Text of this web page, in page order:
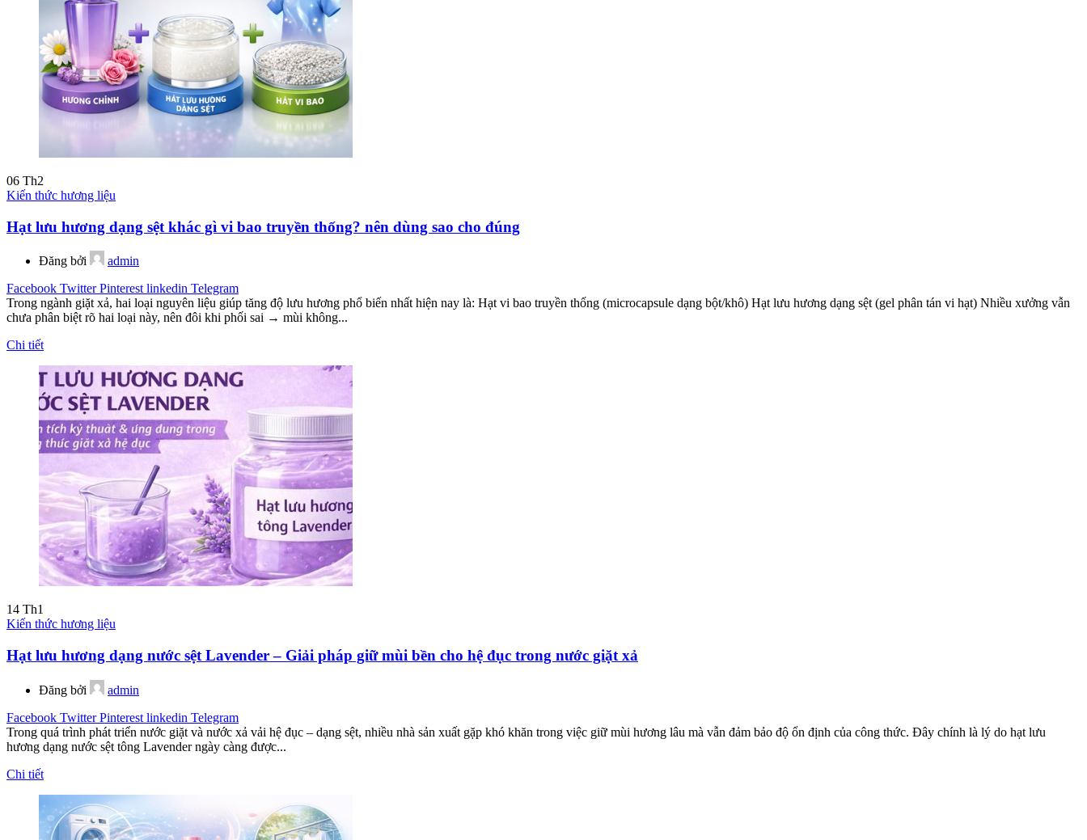
06 Th2
Kiến thức hương liệu
Hạt lưu hương dạng sệt khác gì vi bao truyền thống? nên dùng sao cho đúng
Đăng bởi
admin
Facebook Twitter Pinterest linkedin Telegram
Trong ngành giặt xả, hai loại nguyên liệu giúp tăng độ lưu hương phổ biến nhất hiện nay là: Hạt vi bao truyền thống (microcapsule dạng bột/khô) Hạt lưu hương dạng sệt (gel phân tán vi hạt) Nhiều xưởng vẫn
chưa phân biệt rõ hai loại này, nên đôi khi phối sai → mùi không...
Chi tiết
14 Th1
Kiến thức hương liệu
Hạt lưu hương dạng nước sệt Lavender – Giải pháp giữ mùi bền cho hệ đục trong nước giặt xả
Đăng bởi
admin
Facebook Twitter Pinterest linkedin Telegram
Trong quá trình phát triển nước giặt và nước xả vải hệ đục – dạng sệt, nhiều nhà sản xuất gặp khó khăn trong việc giữ mùi hương lâu mà vẫn đảm bảo độ ổn định của công thức. Đây chính là lý do hạt lưu
hương dạng nước sệt tông Lavender ngày càng được...
Chi tiết